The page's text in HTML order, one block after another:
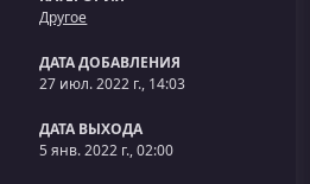
Другое
ДАТА ДОБАВЛЕНИЯ
27 июл. 2022 г., 14:03
ДАТА ВЫХОДА
5 янв. 2022 г., 02:00